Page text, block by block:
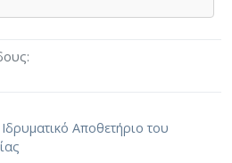
Αποθετήριο του